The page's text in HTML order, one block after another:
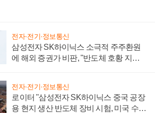
전자·전기·정보통신
삼성전자 SK하이닉스 소극적 주주환원
에 해외 증권가 비판, "반도체 호황 지속
전자·전기·정보통신
로이터 "삼성전자 SK하이닉스 중국 공장
용 현지 생산 반도체 장비 시험, 미국 수출